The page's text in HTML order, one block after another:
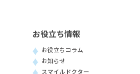
お役立ち情報
お役立ちコラム
お知らせ
スマイルドクター